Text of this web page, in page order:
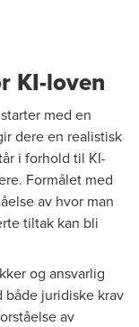
KI-loven
med en
dere en realistisk
i forhold til KI-
Formålet med
av hvor man
tiltak kan bli
og ansvarlig
både juridiske krav
av